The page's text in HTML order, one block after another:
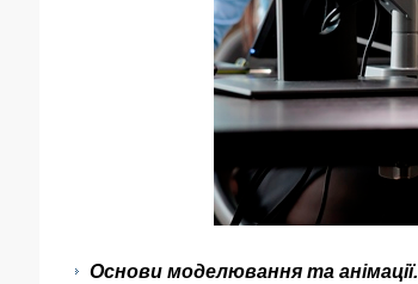
Основи моделювання та анімації.